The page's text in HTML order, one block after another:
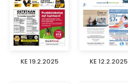
KE 19.2.2025 KE 12.2.2025